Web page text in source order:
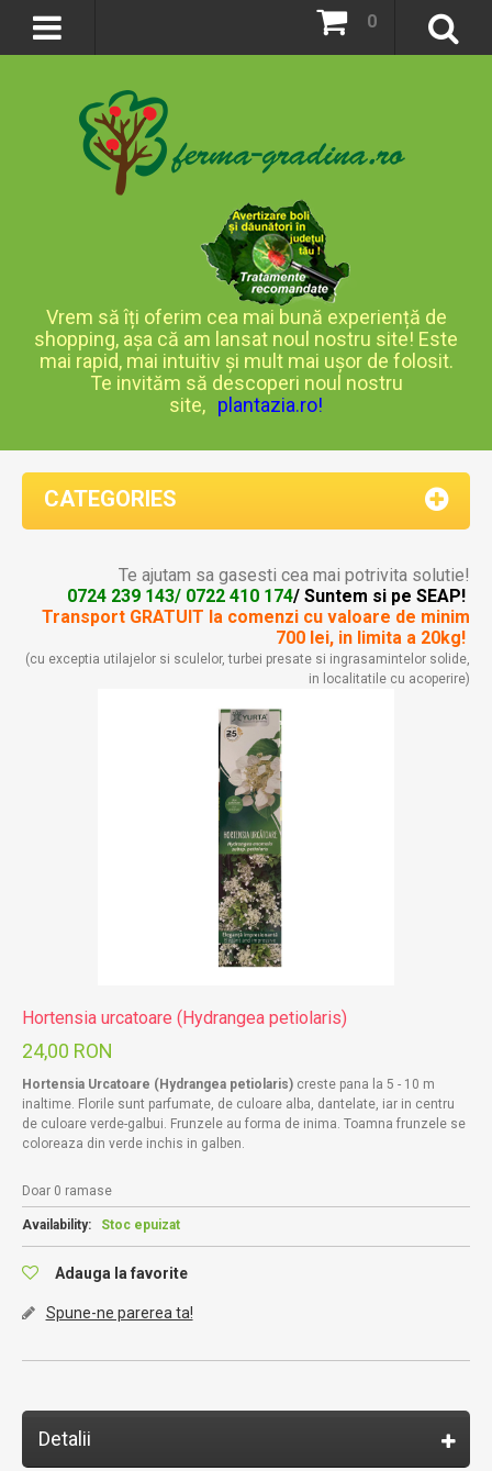
0
Vrem să îți oferim cea mai bună experiență de
shopping, așa că am lansat noul nostru site! Este
mai rapid, mai intuitiv și mult mai ușor de folosit.
Te invităm să descoperi noul nostru
site, plantazia.ro!
CATEGORIES
Te ajutam sa gasesti cea mai potrivita solutie!
0724 239 143/ 0722 410 174/ Suntem si pe SEAP!
Transport GRATUIT la comenzi cu valoare de minim
700 lei, in limita a 20kg!
(cu exceptia utilajelor si sculelor, turbei presate si ingrasamintelor solide,
in localitatile cu acoperire)
Hortensia urcatoare (Hydrangea petiolaris)
24,00 RON
Hortensia Urcatoare (Hydrangea petiolaris) creste pana la 5 - 10 m
inaltime. Florile sunt parfumate, de culoare alba, dantelate, iar in centru
de culoare verde-galbui. Frunzele au forma de inima. Toamna frunzele se
coloreaza din verde inchis in galben.
Doar 0 ramase
Availability: Stoc epuizat
Adauga la favorite
Spune-ne parerea ta!
Detalii